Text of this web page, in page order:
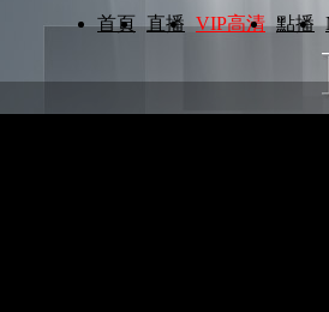
首頁 直播 VIP高清 點播